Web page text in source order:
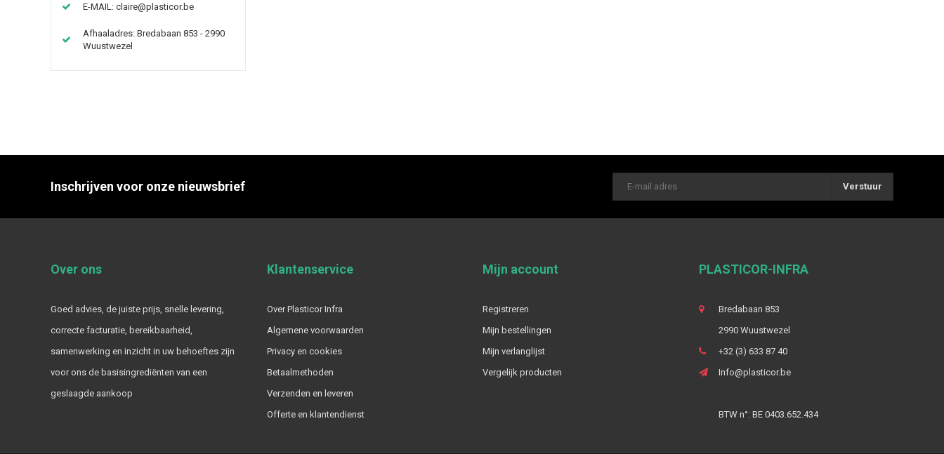
E-MAIL: claire@plasticor.be
Afhaaladres: Bredabaan 853 - 2990
Wuustwezel
Inschrijven voor onze nieuwsbrief Verstuur
Over ons
Goed advies, de juiste prijs, snelle levering,
correcte facturatie, bereikbaarheid,
samenwerking en inzicht in uw behoeftes zijn
voor ons de basisingrediënten van een
geslaagde aankoop
Klantenservice
Over Plasticor Infra
Algemene voorwaarden
Privacy en cookies
Betaalmethoden
Verzenden en leveren
Offerte en klantendienst
Mijn account
Registreren
Mijn bestellingen
Mijn verlanglijst
Vergelijk producten
PLASTICOR-INFRA
Bredabaan 853
2990 Wuustwezel
+32 (3) 633 87 40
Info@plasticor.be
BTW n°: BE 0403.652.434